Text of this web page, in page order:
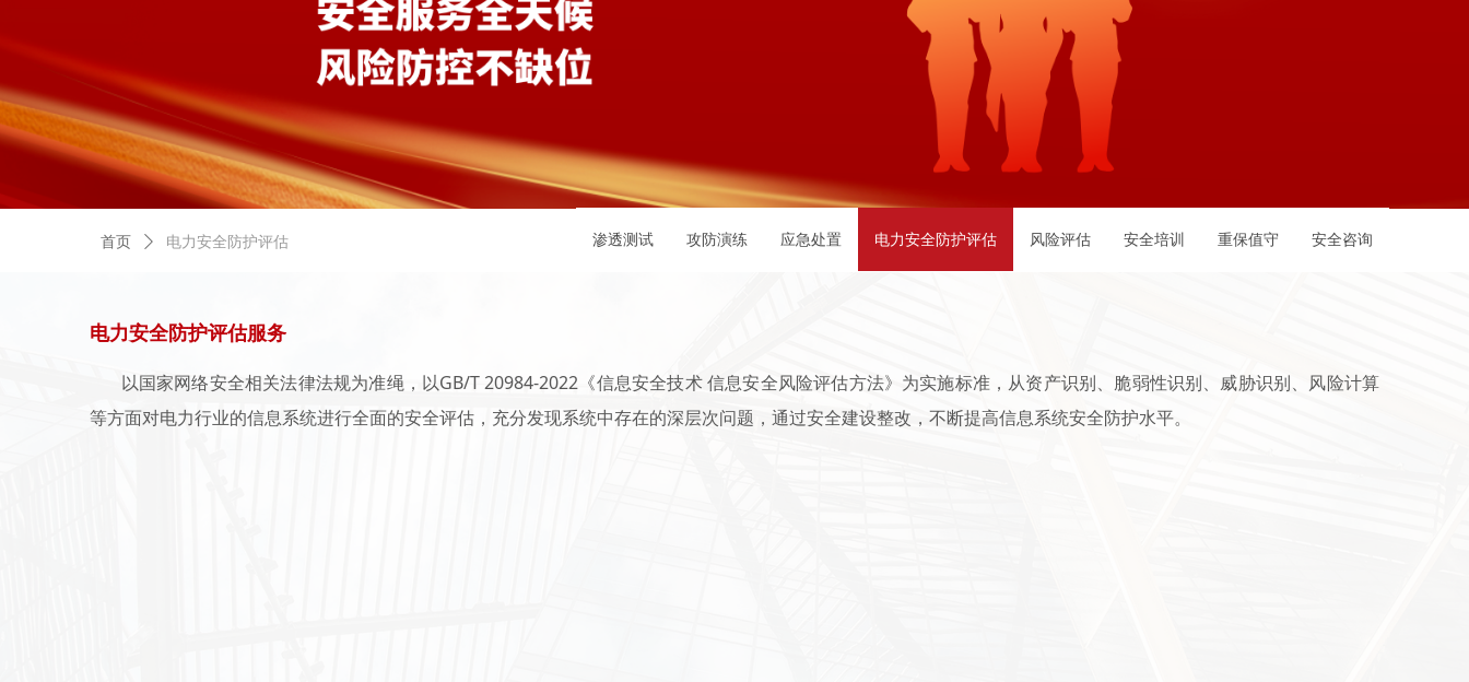
首页 ꄲ 电力安全防护评估 渗透测试 攻防演练 应急处置 电力安全防护评估 风险评估 安全培训 重保值守 安全咨询
电力安全防护评估服务
以国家网络安全相关法律法规为准绳，以GB/T 20984-2022《信息安全技术 信息安全风险评估方法》为实施标准，从资产识别、脆弱性识别、威胁识别、风险计算
等方面对电力行业的信息系统进行全面的安全评估，充分发现系统中存在的深层次问题，通过安全建设整改，不断提高信息系统安全防护水平。